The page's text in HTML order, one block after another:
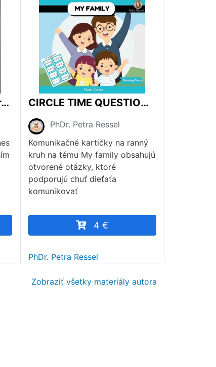
"Superťažké slabiky" pre prvákov CIRCLE TIME QUESTIONS - MY FAMILY
PhDr. Petra Ressel
Komunikačné kartičky na ranný
kruh na tému My family obsahujú
otvorené otázky, ktoré
podporujú chuť dieťaťa
komunikovať
4 €
PhDr. Petra Ressel
Zobraziť všetky materiály autora